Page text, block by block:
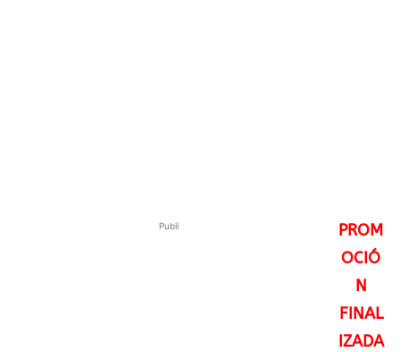
Publi
PROM
OCIÓ
N
FINAL
IZADA